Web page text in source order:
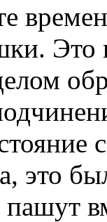
Это
это